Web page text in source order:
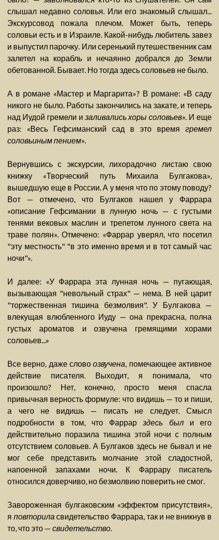
слышал недавно соловья. Или его знакомый слышал...
Экскурсовод пожала плечом. Может быть, теперь
соловьи есть и в Израиле. Какой-нибудь любитель завез
и выпустил парочку. Или серенький путешественник сам
залетел на корабль и нечаянно добрался до Земли
обетованной. Бывает. Но тогда здесь соловьев не было.
А в романе «Мастер и Маргарита»? В романе: «В саду
никого не было. Работы закончились на закате, и теперь
над Иудой гремели и заливались хоры соловьев». И еще
раз: «Весь Гефсиманский сад в это время гремел
соловьиным пением».
Вернувшись с экскурсии, лихорадочно листаю свою
книжку «Творческий путь Михаила Булгакова»,
вышедшую еще в России. А у меня что по этому поводу?
Вот — отмечено, что Булгаков нашел у Фаррара
«описание Гефсимании в лунную ночь — с густыми
тенями вековых маслин и трепетом лунного света на
траве полян». Отмечено: «Фаррар уверял, что посетил
"эту местность" "в это именно время и в тот самый час
ночи"».
И далее: «У Фаррара эта лунная ночь — пугающая,
вызывающая "невольный страх" — нема. В ней царит
"торжественная тишина безмолвия". У Булгакова —
влекущая влюбленного Иуду — она прекрасна, полна
густых ароматов и озвучена гремящими хорами
соловьев...»
Все верно, даже словоозвучена, помечающее активное
действие писателя. Выходит, я понимала, что
произошло? Нет, конечно, просто меня спасла
привычная верность формуле: что видишь — то и пиши,
а чего не видишь — писать не следует. Смысл
подробности в том, что Фаррарздесь были его
действительно поразила тишина этой ночи с полным
отсутствием соловьев. А Булгаков здесь не бывал и не
мог себе представить молчание этой сладостной,
напоенной запахами ночи. К Фаррару писатель
относился доверчиво, но безмолвию поверить не смог.
Завороженная булгаковским «эффектом присутствия»,
я повторила свидетельство Фаррара, так и не вникнув в
то, что это — свидетельство.